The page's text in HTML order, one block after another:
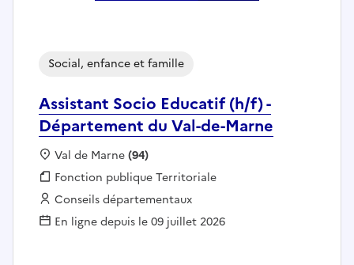
Assistant Socio Educatif (h/f) -
Département du Val-de-Marne
Social, enfance et famille
Localisation :
Val de Marne(94)
Fonction publique :
Fonction publique Territoriale
Employeur :
Conseils départementaux
En ligne depuis le 09 juillet 2026